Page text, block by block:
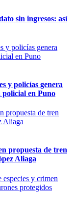
sin ingresos: así
y policías genera
policial en Puno
propuesta de tren
Aliaga